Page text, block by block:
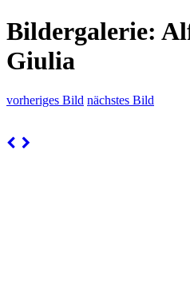
Bildergalerie:
Giulia
vorheriges Bild nächstes Bild